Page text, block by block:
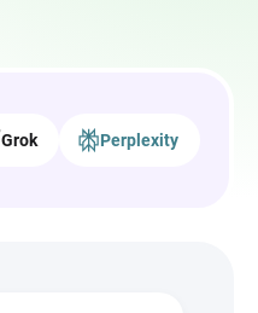
Grok Perplexity